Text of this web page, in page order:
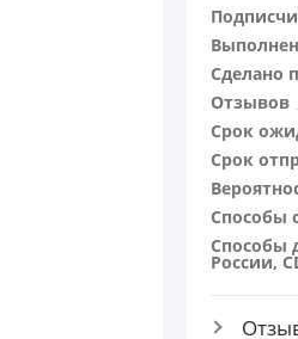
Сделано
Отзывов
Cрок
Cрок
Способы
Способы
России,